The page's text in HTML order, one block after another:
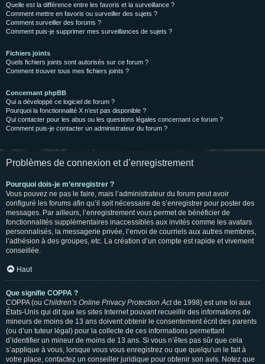
Quelle est la différence entre les favoris et la surveillance ?
Comment mettre en favoris ou surveiller des sujets ?
Comment surveiller des forums ?
Comment puis-je supprimer mes surveillances de sujets ?
Fichiers joints
Quels fichiers joints sont autorisés sur ce forum ?
Comment trouver tous mes fichiers joints ?
Concernant phpBB
Qui a développé ce logiciel de forum ?
Pourquoi la fonctionnalité X n’est pas disponible ?
Qui contacter pour les abus ou les questions légales concernant ce forum ?
Comment puis-je contacter un administrateur du forum ?
Problèmes de connexion et d’enregistrement
Pourquoi dois-je m’enregistrer ?
Vous pouvez ne pas le faire, mais l’administrateur du forum peut avoir
configuré les forums afin qu’il soit nécessaire de s’enregistrer pour poster des
messages. Par ailleurs, l’enregistrement vous permet de bénéficier de
fonctionnalités supplémentaires inaccessibles aux invités comme les avatars
personnalisés, la messagerie privée, l’envoi de courriels aux autres membres,
l’adhésion à des groupes, etc. La création d’un compte est rapide et vivement
conseillée.
Haut
Que signifie COPPA ?
COPPA (ou Children’s Online Privacy Protection Actde 1998) est une loi aux
États-Unis qui dit que les sites Internet pouvant recueillir des informations de
mineurs de moins de 13 ans doivent obtenir le consentement écrit des parents
(ou d’un tuteur légal) pour la collecte de ces informations permettant
d’identifier un mineur de moins de 13 ans. Si vous n’êtes pas sûr que cela
s’applique à vous, lorsque vous vous enregistrez ou que quelqu’un le fait à
votre place, contactez un conseiller juridique pour obtenir son avis. Notez que